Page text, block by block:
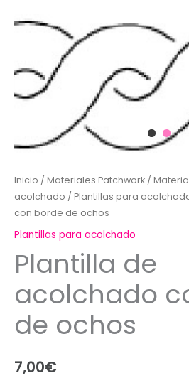
Inicio / Materiales Patchwork /
acolchado / Plantillas para
con borde de ochos
Plantillas para acolchado
Plantilla de
acolchado
de ochos
7,00€